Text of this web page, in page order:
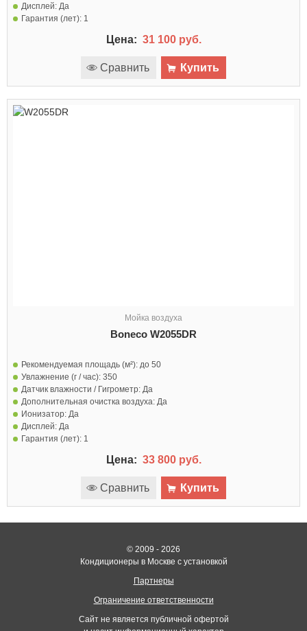
Дисплей: Да
Гарантия (лет): 1
Цена: 31 100 руб.
Сравнить Купить
Мойка воздуха
Boneco W2055DR
Рекомендуемая площадь (м²): до 50
Увлажнение (г / час): 350
Датчик влажности / Гигрометр: Да
Дополнительная очистка воздуха: Да
Ионизатор: Да
Дисплей: Да
Гарантия (лет): 1
Цена: 33 800 руб.
Сравнить Купить
© 2009 - 2026
Кондиционеры в Москве с установкой
Партнеры
Ограничение ответственности
Сайт не является публичной офертой